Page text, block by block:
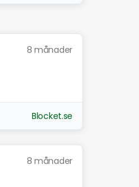
8 månader
Blocket.se
8 månader